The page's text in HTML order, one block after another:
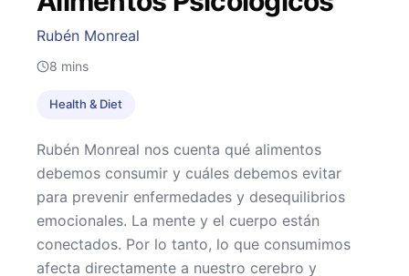
Rubén Monreal
8 mins
Health & Diet
Rubén Monreal nos cuenta qué alimentos
debemos consumir y cuáles debemos evitar
para prevenir enfermedades y desequilibrios
emocionales. La mente y el cuerpo están
conectados. Por lo tanto, lo que consumimos
afecta directamente a nuestro cerebro y